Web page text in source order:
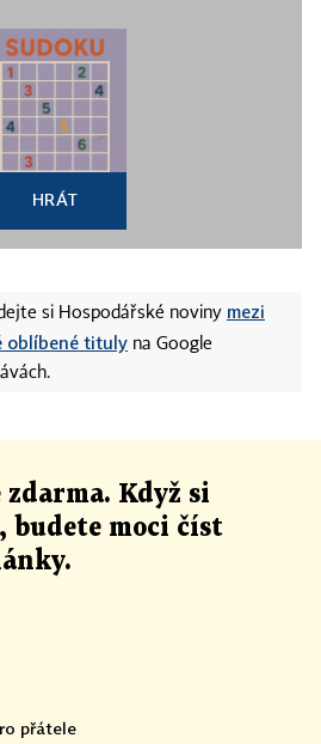
HRÁT
si Hospodářské noviny mezi
oblíbené tituly na Google
zdarma. Když si
budete moci číst
.
přátele